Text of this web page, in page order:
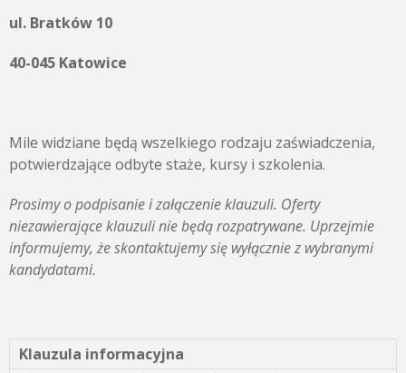
ul. Bratków 10
40-045 Katowice
Mile widziane będą wszelkiego rodzaju zaświadczenia,
potwierdzające odbyte staże, kursy i szkolenia.
Prosimy o podpisanie i załączenie klauzuli. Oferty
niezawierające klauzuli nie będą rozpatrywane. Uprzejmie
informujemy, że skontaktujemy się wyłącznie z wybranymi
kandydatami.
Klauzula informacyjna